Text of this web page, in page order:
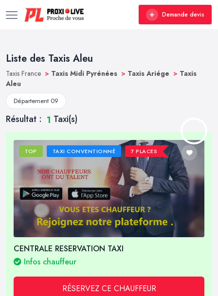
Demande devis
Liste des Taxis Aleu
Taxis France > Taxis Midi Pyrénées > Taxis Ariége > Taxis
Aleu
Département 09
Résultat : 1 Taxi(s)
TOP TAXI CONVENTIONNÉ 7 PLACES
CENTRALE RESERVATION TAXI
Infos chauffeur
RÉSERVEZ CE CHAUFFEUR